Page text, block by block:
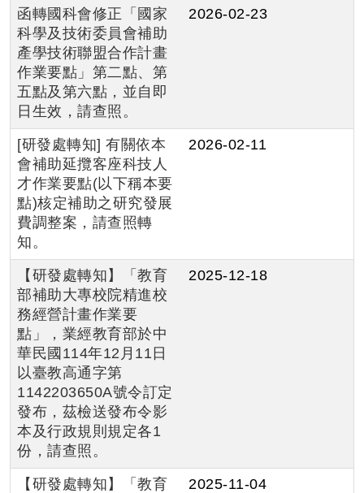
函轉國科會修正「國家
科學及技術委員會補助
產學技術聯盟合作計畫
作業要點」第二點、第
五點及第六點，並自即
日生效，請查照。
2026-02-23
[研發處轉知] 有關依本
會補助延攬客座科技人
才作業要點(以下稱本要
點)核定補助之研究發展
費調整案，請查照轉
知。
2026-02-11
【研發處轉知】「教育
部補助大專校院精進校
務經營計畫作業要
點」，業經教育部於中
華民國114年12月11日
以臺教高通字第
1142203650A號令訂定
發布，茲檢送發布令影
本及行政規則規定各1
份，請查照。
2025-12-18
【研發處轉知】「教育
2025-11-04